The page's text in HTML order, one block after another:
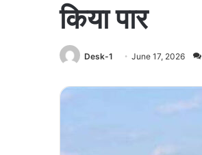
किया पार
Desk-1 June 17, 2026